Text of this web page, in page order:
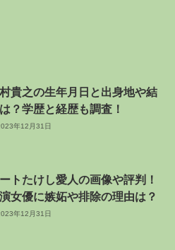
貴之の生年月日と出身地や結
？学歴と経歴も調査！
年12月31日
トたけし愛人の画像や評判！
女優に嫉妬や排除の理由は？
年12月31日